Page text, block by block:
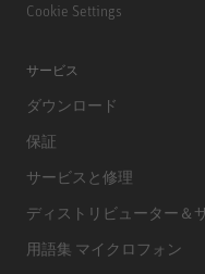
Cookie Settings
サービス
ダウンロード
保証
サービスと修理
ディストリビューター＆
用語集 マイクロフォン